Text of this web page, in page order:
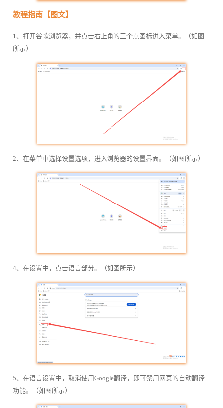
教程指南【图文】
1、打开谷歌浏览器，并点击右上角的三个点图标进入菜单。（如图
所示）
2、在菜单中选择设置选项，进入浏览器的设置界面。（如图所示）
4、在设置中，点击语言部分。（如图所示）
5、在语言设置中，取消使用Google翻译，即可禁用网页的自动翻译
功能。（如图所示）